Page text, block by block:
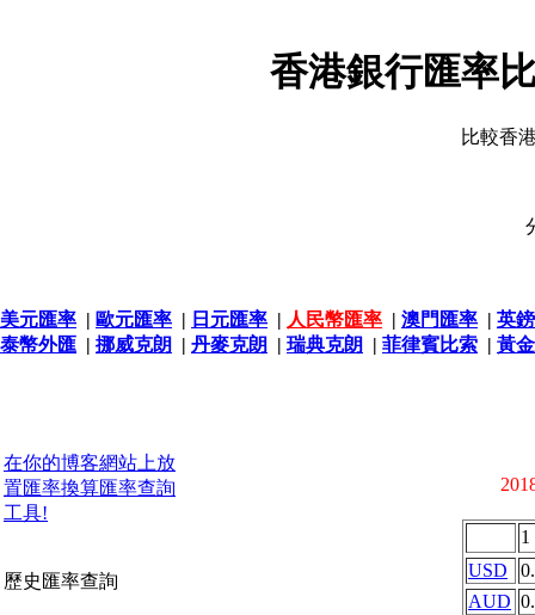
香港銀行匯率
比較香
美元匯率 | 歐元匯率 | 日元匯率 | 人民幣匯率 | 澳門匯率 | 英
泰幣外匯 | 挪威克朗 | 丹麥克朗 | 瑞典克朗 | 菲律賓比索 | 黃
在你的博客網站上放
置匯率換算匯率查詢
工具!
歷史匯率查詢
1
USD
AUD